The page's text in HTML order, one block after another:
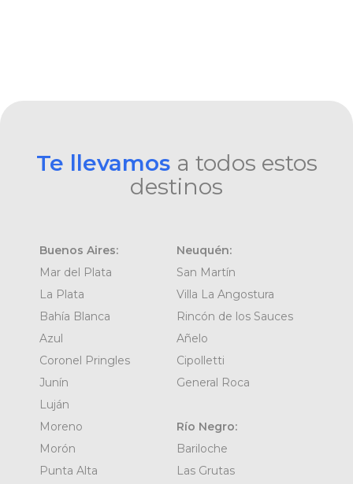
Te llevamos a todos estos
destinos
Buenos Aires:
Mar del Plata
La Plata
Bahía Blanca
Azul
Coronel Pringles
Junín
Luján
Moreno
Morón
Punta Alta
Neuquén:
San Martín
Villa La Angostura
Rincón de los Sauces
Añelo
Cipolletti
General Roca
Río Negro:
Bariloche
Las Grutas